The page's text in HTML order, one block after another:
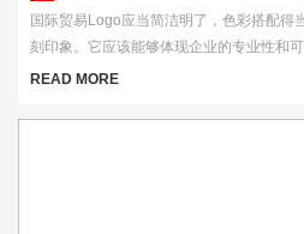
国际贸易Logo应当简洁明了，色彩搭配得
刻印象。它应该能够体现企业的专业性和
都能够被理解和接受。此外，Logo的设计
READ MORE